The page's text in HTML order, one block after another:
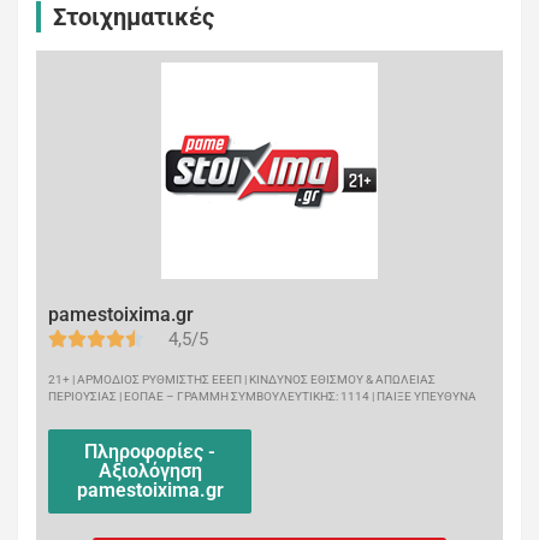
Στοιχηματικές
pamestoixima.gr
4,5/5
21+ | ΑΡΜΟΔΙΟΣ ΡΥΘΜΙΣΤΗΣ ΕΕΕΠ | ΚΙΝΔΥΝΟΣ ΕΘΙΣΜΟΥ & ΑΠΩΛΕΙΑΣ
ΠΕΡΙΟΥΣΙΑΣ | ΕΟΠΑΕ – ΓΡΑΜΜΗ ΣΥΜΒΟΥΛΕΥΤΙΚΗΣ: 1114 | ΠΑΙΞΕ ΥΠΕΥΘΥΝΑ
Πληροφορίες -
Αξιολόγηση
pamestoixima.gr